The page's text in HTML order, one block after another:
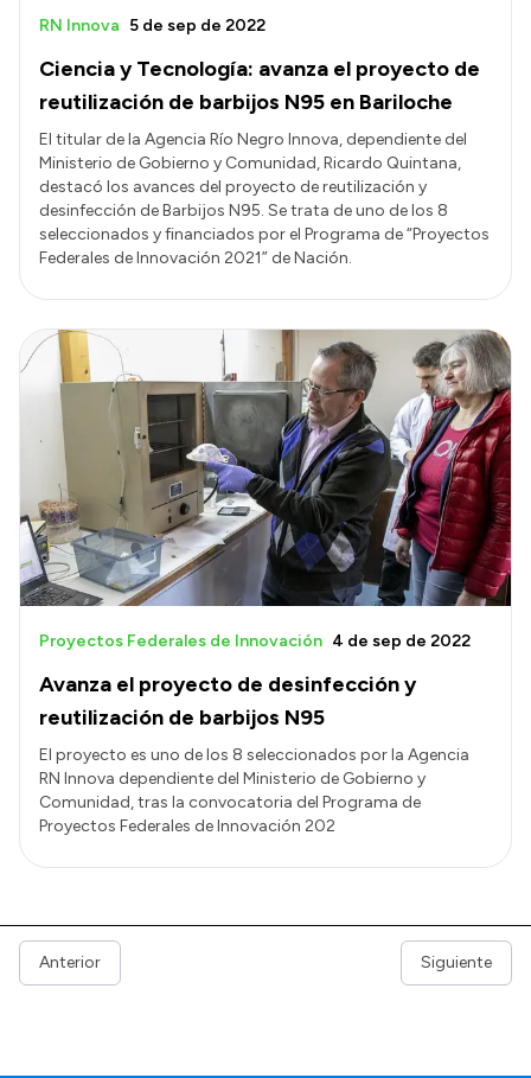
Ciencia y Tecnología: avanza el proyecto de
reutilización de barbijos N95 en Bariloche
RN Innova 5 de sep de 2022
El titular de la Agencia Río Negro Innova, dependiente del
Ministerio de Gobierno y Comunidad, Ricardo Quintana,
destacó los avances del proyecto de reutilización y
desinfección de Barbijos N95. Se trata de uno de los 8
seleccionados y financiados por el Programa de “Proyectos
Federales de Innovación 2021” de Nación.
Avanza el proyecto de desinfección y
reutilización de barbijos N95
Proyectos Federales de Innovación 4 de sep de 2022
El proyecto es uno de los 8 seleccionados por la Agencia
RN Innova dependiente del Ministerio de Gobierno y
Comunidad, tras la convocatoria del Programa de
Proyectos Federales de Innovación 202
Anterior Siguiente